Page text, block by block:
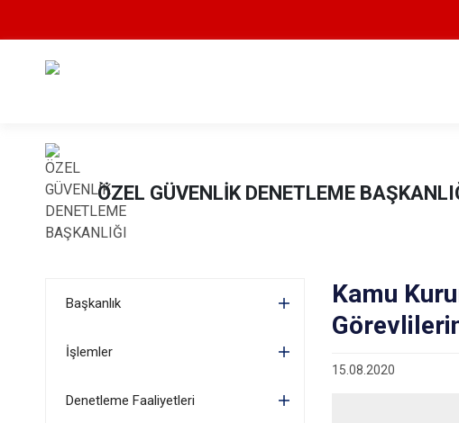
ÖZEL GÜVENLİK DENETLEME
Başkanlık
İşlemler
Denetleme Faaliyetleri
Kamu
15.08.2020